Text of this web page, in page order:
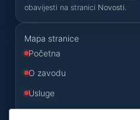
obavijesti na stranici Novosti
Mapa stranice
Početna
O zavodu
Usluge
Odluke